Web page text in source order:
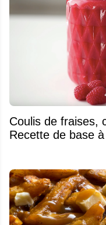
Coulis de fraises,
Recette de base